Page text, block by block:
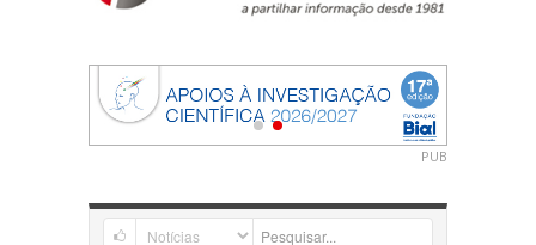
PUB